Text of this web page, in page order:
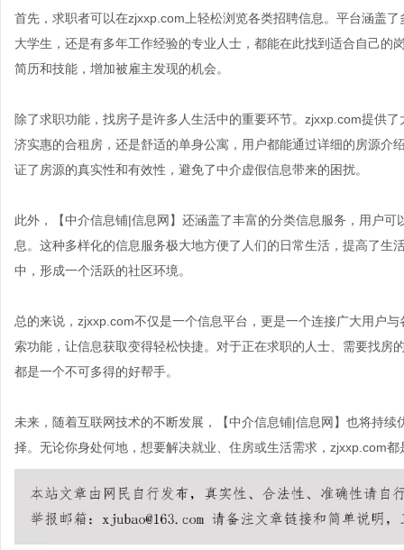
首先，求职者可以在zjxxp.com上轻松浏览各类招聘信息。平台涵盖
大学生，还是有多年工作经验的专业人士，都能在此找到适合自己
简历和技能，增加被雇主发现的机会。
除了求职功能，找房子是许多人生活中的重要环节。zjxxp.com提供
济实惠的合租房，还是舒适的单身公寓，用户都能通过详细的房源介
证了房源的真实性和有效性，避免了中介虚假信息带来的困扰。
此外，【中介信息铺|信息网】还涵盖了丰富的分类信息服务，用户
息。这种多样化的信息服务极大地方便了人们的日常生活，提高了
中，形成一个活跃的社区环境。
总的来说，zjxxp.com不仅是一个信息平台，更是一个连接广大用户
索功能，让信息获取变得轻松快捷。对于正在求职的人士、需要找
都是一个不可多得的好帮手。
未来，随着互联网技术的不断发展，【中介信息铺|信息网】也将持
择。无论你身处何地，想要解决就业、住房或生活需求，zjxxp.com